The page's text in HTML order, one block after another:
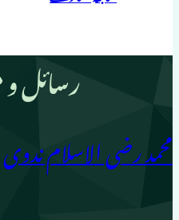
رسائل
محمد رضی الاسلام ندوی